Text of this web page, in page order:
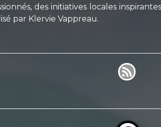
des initiatives locales
par Klervie Vappreau.